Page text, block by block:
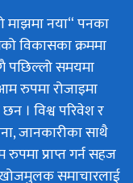
माझमा नया“ पनका
विकासका क्रममा
पछिल्लो समयमा
रुपमा रोजाइमा
। विश्व परिवेश र
जानकारीका साथै
प्राप्त गर्न सहज
समाचारलाई